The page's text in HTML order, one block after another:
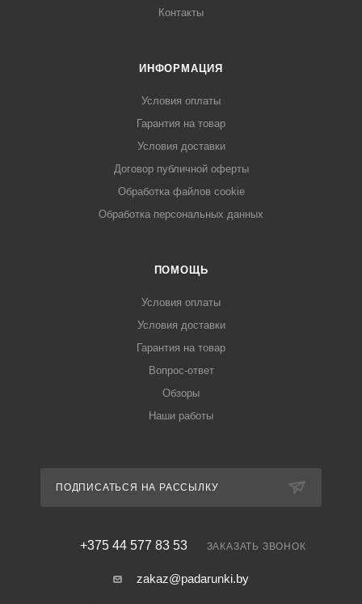
Контакты
ИНФОРМАЦИЯ
Условия оплаты
Гарантия на товар
Условия доставки
Договор публичной оферты
Обработка файлов cookie
Обработка персональных данных
ПОМОЩЬ
Условия оплаты
Условия доставки
Гарантия на товар
Вопрос-ответ
Обзоры
Наши работы
ПОДПИСАТЬСЯ НА РАССЫЛКУ
+375 44 577 83 53 ЗАКАЗАТЬ ЗВОНОК
zakaz@padarunki.by